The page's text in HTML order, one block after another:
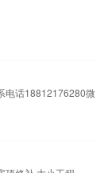
电话18812176280微